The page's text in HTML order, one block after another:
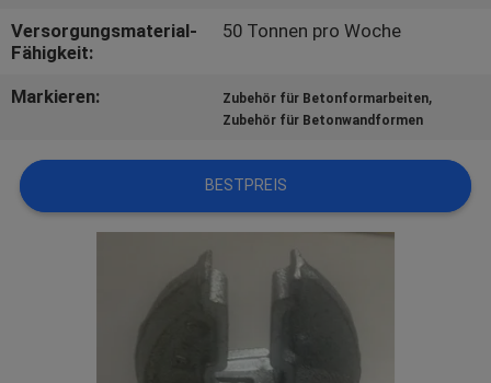
VERBINDUNG
SIE
EIN
Versorgungsmaterial-
Fähigkeit:
50 Tonnen pro Woche
Markieren: Zubehör für Betonformarbeiten,
Zubehör für Betonwandformen
BESTPREIS